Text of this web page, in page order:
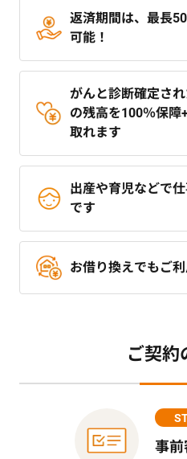
返済期間は、最長
可能！
がんと診断確定さ
の残高を100％保障
取れます
出産や育児などで
です
お借り換えでもご
ご契約
事